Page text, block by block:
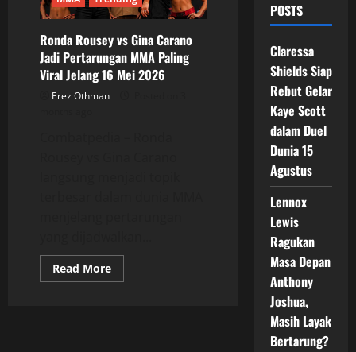
Ronda Rousey vs Gina Carano
Jadi Pertarungan MMA Paling
Viral Jelang 16 Mei 2026
Erez Othman
Read MoreRead
more
POSTS
Claressa
Shields Siap
Rebut Gelar
Kaye Scott
dalam Duel
Dunia 15
Agustus
Lennox
Lewis
Ragukan
Masa Depan
Anthony
Joshua,
Masih Layak
Bertarung?